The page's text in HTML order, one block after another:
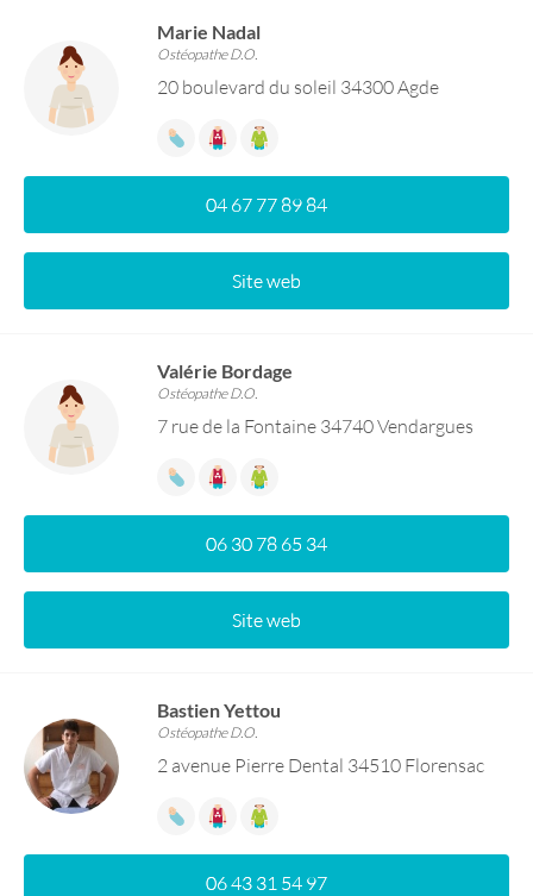
Marie Nadal
Ostéopathe D.O.
20 boulevard du soleil 34300 Agde
04 67 77 89 84
Site web
Valérie Bordage
Ostéopathe D.O.
7 rue de la Fontaine 34740 Vendargues
06 30 78 65 34
Site web
Bastien Yettou
Ostéopathe D.O.
2 avenue Pierre Dental 34510 Florensac
06 43 31 54 97